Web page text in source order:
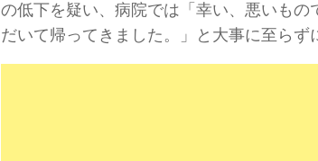
の低下を疑い、病院では「幸い、悪いも
だいて帰ってきました。」と大事に至らず